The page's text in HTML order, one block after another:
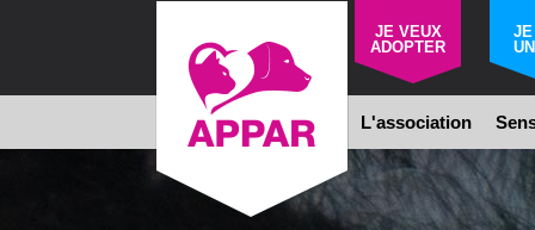
JE VEUX
ADOPTER
JE
L'association